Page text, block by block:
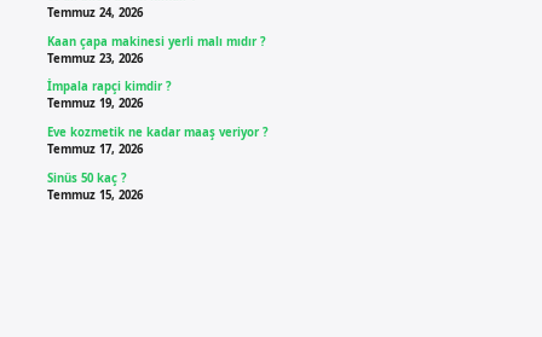
Temmuz 24, 2026
Kaan çapa makinesi yerli malı mıdır ?
Temmuz 23, 2026
İmpala rapçi kimdir ?
Temmuz 19, 2026
Eve kozmetik ne kadar maaş veriyor ?
Temmuz 17, 2026
Sinüs 50 kaç ?
Temmuz 15, 2026